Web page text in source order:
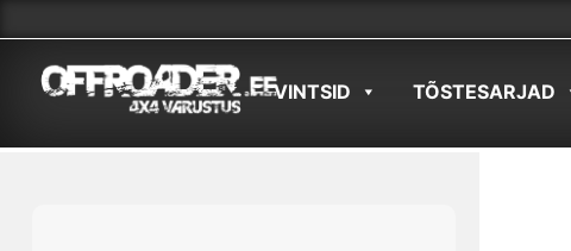
content
VINTSID TÕSTESARJAD